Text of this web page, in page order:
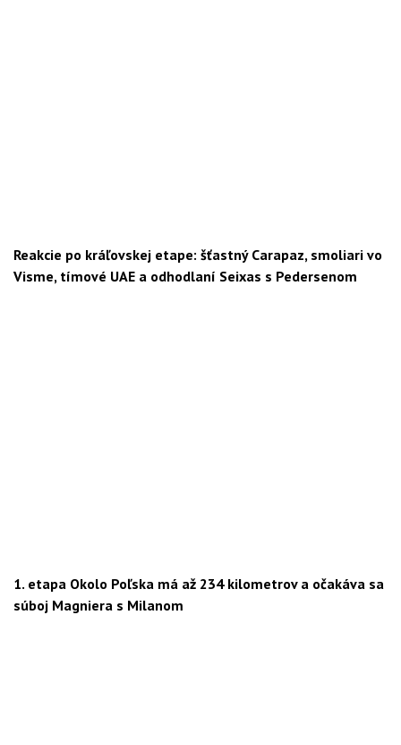
Reakcie po kráľovskej etape: šťastný Carapaz, smoliari vo
Visme, tímové UAE a odhodlaní Seixas s Pedersenom
1. etapa Okolo Poľska má až 234 kilometrov a očakáva sa
súboj Magniera s Milanom